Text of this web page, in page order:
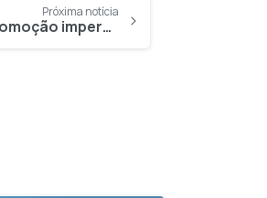
Próxima notícia
Promoção imperdível: comece hoje a cuidar do seu sorriso com a primeira mensalidade integral por nossa conta